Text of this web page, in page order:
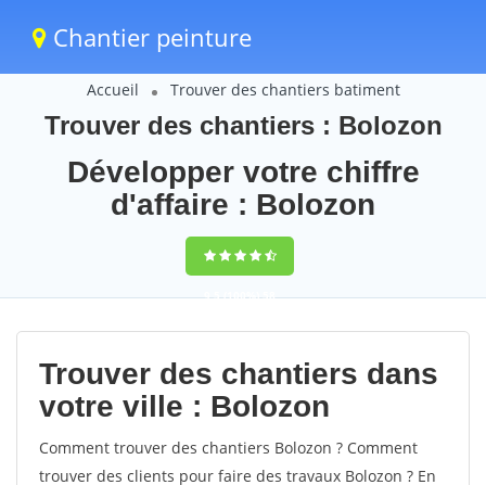
Chantier peinture
Accueil Trouver des chantiers batiment
Trouver des chantiers : Bolozon
Développer votre chiffre
d'affaire : Bolozon
9,5(100%)58
votes
Trouver des chantiers dans
votre ville : Bolozon
Comment trouver des chantiers Bolozon ? Comment
trouver des clients pour faire des travaux Bolozon ? En